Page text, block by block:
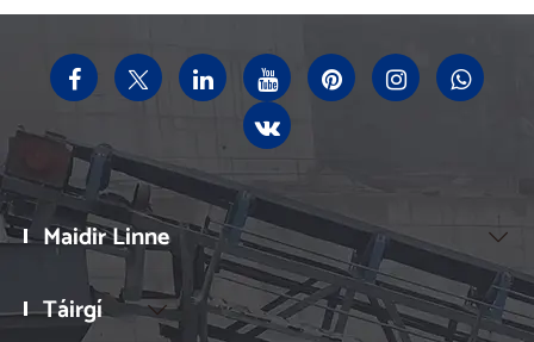
Maidir Linne 
Táirgí 